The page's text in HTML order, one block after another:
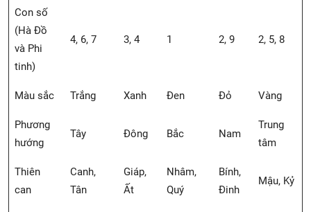
Con số
(Hà Đồ
và Phi
tinh)
4, 6, 7 3, 4 1 2, 9 2, 5, 8
Màu sắc Trắng Xanh Đen Đỏ Vàng
Phương
hướng
Tây Đông Bắc Nam
Trung
tâm
Thiên
can
Canh,
Tân
Giáp,
Ất
Nhâm,
Quý
Bính,
Đinh
Mậu, Kỷ